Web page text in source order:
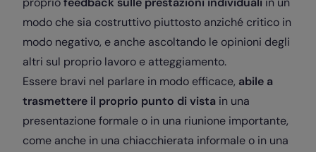
modo che sia costruttivo piuttosto anziché critico in
modo negativo, e anche ascoltando le opinioni degli
altri sul proprio lavoro e atteggiamento.
Essere bravi nel parlare in modo efficace, abile a
trasmettere il proprio punto di vista in una
presentazione formale o in una riunione importante,
come anche in una chiacchierata informale o in una